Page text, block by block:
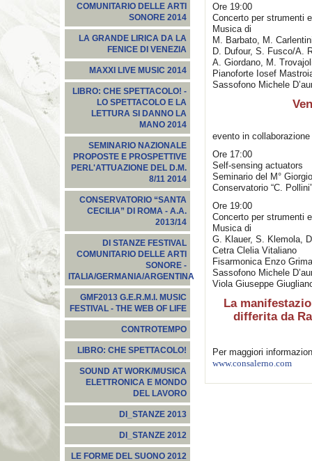
COMUNITARIO DELLE ARTI
SONORE 2014
LA GRANDE LIRICA DA LA
FENICE DI VENEZIA
MAXXI LIVE MUSIC 2014
LIBRO: CHE SPETTACOLO! -
LO SPETTACOLO E LA
LETTURA SI DANNO LA
MANO 2014
SEMINARIO NAZIONALE
PROPOSTE E PROSPETTIVE
PERL'ATTUAZIONE DEL D.M.
8/11 2014
CONSERVATORIO “SANTA
CECILIA” DI ROMA - A.A.
2013/14
DI STANZE FESTIVAL
COMUNITARIO DELLE ARTI
SONORE -
ITALIA/GERMANIA/ARGENTINA
GMF2013 G.E.R.M.I. MUSIC
FESTIVAL - THE WEB OF LIFE
CONTROTEMPO
LIBRO: CHE SPETTACOLO!
SOUND AT WORK/MUSICA
ELETTRONICA E MONDO
DEL LAVORO
DI_STANZE 2013
DI_STANZE 2012
LE FORME DEL SUONO 2012
Ore 19:00
Concerto per strumenti
Musica di
M. Barbato, M.
D. Dufour, S. Fusco/A.
A. Giordano, M.
Pianoforte Iosef
Sassofono Michele
evento in
Ore 17:00
Self-sensing actuators
Seminario del M°
Conservatorio “C.
Ore 19:00
Concerto per strumenti
Musica di
G. Klauer, S. Klemola,
Cetra Clelia Vitaliano
Fisarmonica Enzo
Sassofono Michele
Viola Giuseppe
La
differita da
Per maggiori
www.consalerno.com